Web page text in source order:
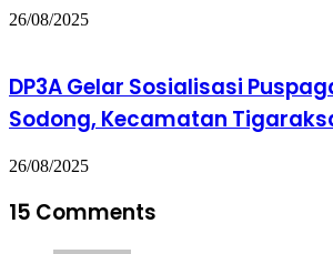
26/08/2025
DP3A Gelar Sosialisasi
Sodong, Kecamatan
26/08/2025
15 Comments